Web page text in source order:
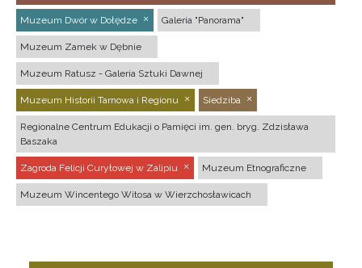
Muzeum Dwór w Dołędze Galeria "Panorama"
Muzeum Zamek w Dębnie
Muzeum Ratusz - Galeria Sztuki Dawnej
Muzeum Historii Tarnowa i Regionu Siedziba
Regionalne Centrum Edukacji o Pamięci im. gen. bryg. Zdzisława
Baszaka
Zagroda Felicji Curyłowej w Zalipiu Muzeum Etnograficzne
Muzeum Wincentego Witosa w Wierzchosławicach